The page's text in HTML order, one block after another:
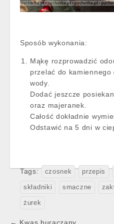
Sposób wykonania:
Mąkę rozprowadzić
przelać do kamiennego
wody.
Dodać jeszcze
oraz majeranek.
Całość dokładnie
Odstawić na 5 dni w
Tags: czosnek przepis
składniki smaczne
żurek